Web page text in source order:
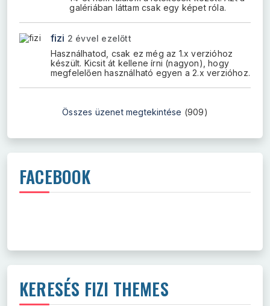
galériában láttam csak egy képet róla.
fizi 2 évvel ezelőtt
Használhatod, csak ez még az 1.x verzióhoz
készült. Kicsit át kellene írni (nagyon), hogy
megfelelően használható egyen a 2.x verzióhoz.
Összes üzenet megtekintése (909)
FACEBOOK
KERESÉS FIZI THEMES